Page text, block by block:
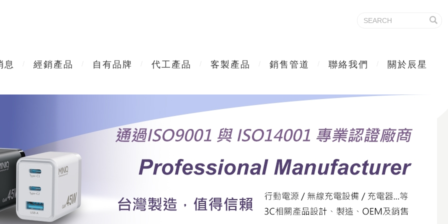
息 經銷產品 自有品牌 代工產品 客製產品 銷售管道 聯絡我們 關於辰星